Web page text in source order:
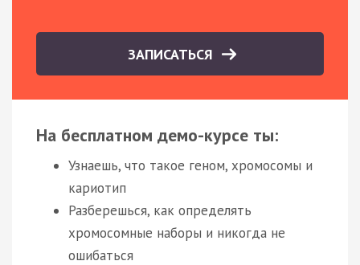
ЗАПИСАТЬСЯ
На бесплатном демо-курсе ты:
Узнаешь, что такое геном, хромосомы и
кариотип
Разберешься, как определять
хромосомные наборы и никогда не
ошибаться